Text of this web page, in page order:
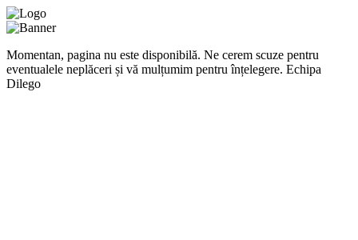
Momentan, pagina nu este disponibilă. Ne cerem scuze pentru
eventualele neplăceri și vă mulțumim pentru înțelegere. Echipa
Dilego